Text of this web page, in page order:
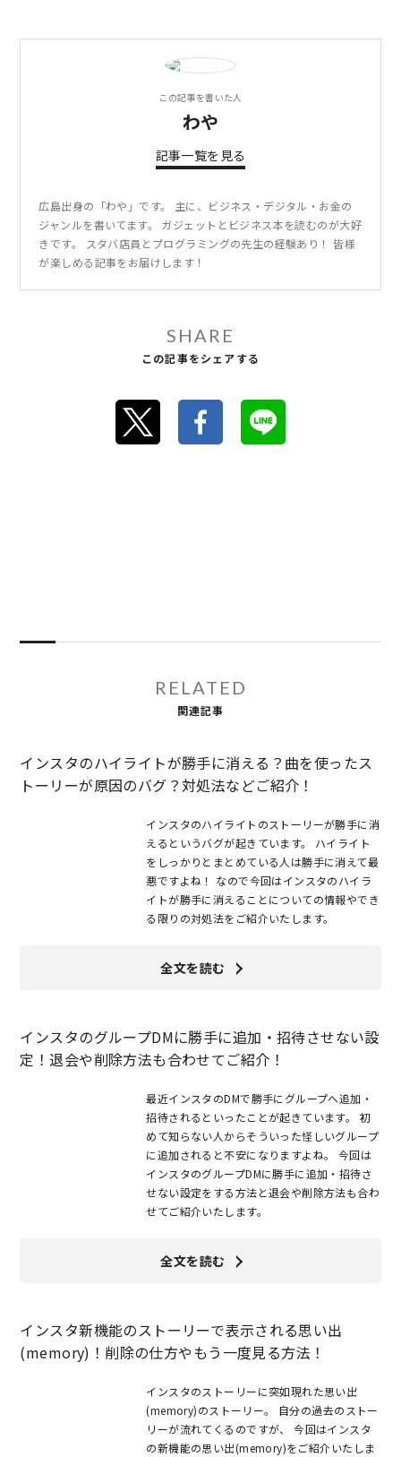
この記事を書いた人
わや
記事一覧を見る
広島出身の「わや」です。 主に、ビジネス・デジタル・お金の
ジャンルを書いてます。 ガジェットとビジネス本を読むのが大好
きです。 スタバ店員とプログラミングの先生の経験あり！ 皆様
が楽しめる記事をお届けします！
SHARE
この記事をシェアする
RELATED
関連記事
インスタのハイライトが勝手に消える？曲を使ったス
トーリーが原因のバグ？対処法などご紹介！
インスタのハイライトのストーリーが勝手に消
えるというバグが起きています。 ハイライト
をしっかりとまとめている人は勝手に消えて最
悪ですよね！ なので今回はインスタのハイラ
イトが勝手に消えることについての情報やでき
る限りの対処法をご紹介いたします。
全文を読む
インスタのグループDMに勝手に追加・招待させない設
定！退会や削除方法も合わせてご紹介！
最近インスタのDMで勝手にグループへ追加・
招待されるといったことが起きています。 初
めて知らない人からそういった怪しいグループ
に追加されると不安になりますよね。 今回は
インスタのグループDMに勝手に追加・招待さ
せない設定をする方法と退会や削除方法も合わ
せてご紹介いたします。
全文を読む
インスタ新機能のストーリーで表示される思い出
(memory)！削除の仕方やもう一度見る方法！
インスタのストーリーに突如現れた思い出
(memory)のストーリー。 自分の過去のストー
リーが流れてくるのですが、 今回はインスタ
の新機能の思い出(memory)をご紹介いたしま